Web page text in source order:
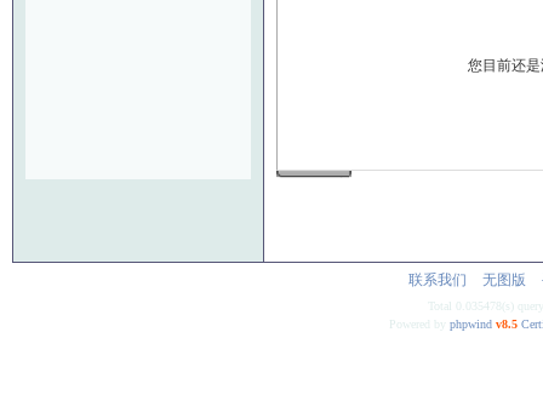
您目前还
联系我们 无图版
Total 0.035478(s)
Powered byphpwind v8.5